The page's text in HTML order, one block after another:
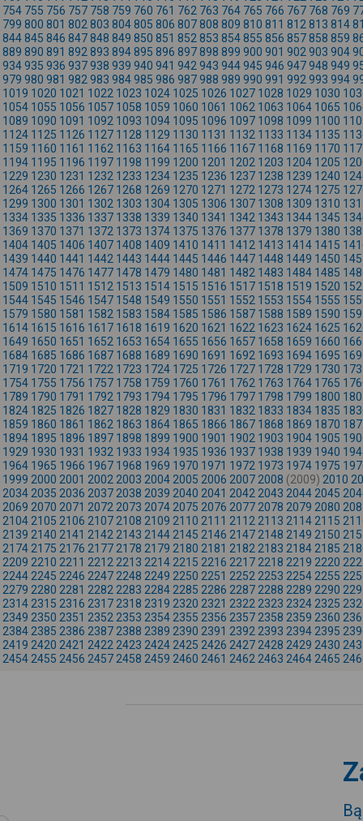
754 755 756 757 758 759 760 761 762 763 764 765 766 767 768 769
799 800 801 802 803 804805 806 807808 809 810 811 812 813 814
844845 846 847848 849 850 851 852 853 854855 856 857858 859
889 890 891 892 893 894895 896 897898 899 900 901 902 903 904
934935 936 937938 939 940 941 942 943 944945 946 947948 949
979 980 981 982 983 984985 986 987988 989 990 991 992 993 994
1019 1020 1021 1022 1023 1024 1025 1026 1027 1028 1029 1030
1054 1055 1056 1057 1058 1059 1060 1061 1062 1063 1064 1065
1089 1090 1091 1092 1093 1094 1095 1096 1097 1098 1099 1100
1124 1125 1126 1127 1128 1129 1130 1131 1132 1133 1134 1135
1159 1160 1161 1162 1163 1164 1165 1166 1167 1168 1169 1170
1194 1195 1196 1197 1198 1199 1200 1201 1202 1203 1204 1205
1229 1230 1231 1232 1233 1234 1235 1236 1237 1238 1239 1240
1264 1265 1266 1267 1268 1269 1270 1271 1272 1273 1274 1275
1299 1300 1301 1302 1303 1304 1305 1306 1307 1308 1309 1310
1334 1335 1336 1337 1338 1339 1340 1341 1342 1343 1344 1345
1369 1370 1371 1372 1373 1374 1375 1376 1377 1378 1379 1380
1404 1405 1406 1407 1408 1409 1410 1411 1412 1413 1414 1415
1439 1440 1441 1442 1443 1444 1445 1446 1447 1448 1449 1450
1474 1475 1476 1477 1478 1479 1480 1481 1482 1483 1484 1485
1509 1510 1511 1512 1513 1514 1515 1516 1517 1518 1519 1520
1544 1545 1546 1547 1548 1549 1550 1551 1552 1553 1554 1555
1579 1580 1581 1582 1583 1584 1585 1586 1587 1588 1589 1590
1614 1615 1616 1617 1618 1619 1620 1621 1622 1623 1624 1625
1649 1650 1651 1652 1653 1654 1655 1656 1657 1658 1659 1660
1684 1685 1686 1687 1688 1689 1690 1691 1692 1693 1694 1695
1719 1720 1721 1722 1723 1724 1725 1726 1727 1728 1729 1730
1754 1755 1756 1757 1758 1759 1760 1761 1762 1763 1764 1765
1789 1790 1791 1792 1793 1794 1795 1796 1797 1798 1799 1800
1824 1825 1826 1827 1828 1829 1830 1831 1832 1833 1834 1835
1859 1860 1861 1862 1863 1864 1865 1866 1867 1868 1869 1870
1894 1895 1896 1897 1898 1899 1900 1901 1902 1903 1904 1905
1929 1930 1931 1932 1933 1934 1935 1936 1937 1938 1939 1940
1964 1965 1966 1967 1968 1969 1970 1971 1972 1973 1974 1975
1999 2000 2001 2002 2003 2004 2005 2006 2007 2008 (2009) 2010
2034 2035 2036 2037 2038 2039 2040 2041 2042 2043 2044 2045
2069 2070 2071 2072 2073 2074 2075 2076 2077 2078 2079 2080
2104 2105 2106 2107 2108 2109 2110 2111 2112 2113 2114 2115
2139 2140 2141 2142 2143 2144 2145 2146 2147 2148 2149 2150
2174 2175 2176 2177 2178 2179 2180 2181 2182 2183 2184 2185
2209 2210 2211 2212 2213 2214 2215 2216 2217 2218 2219 2220
2244 2245 2246 2247 2248 2249 2250 2251 2252 2253 2254 2255
2279 2280 2281 2282 2283 2284 2285 2286 2287 2288 2289 2290
2314 2315 2316 2317 2318 2319 2320 2321 2322 2323 2324 2325
2349 2350 2351 2352 2353 2354 2355 2356 2357 2358 2359 2360
2384 2385 2386 2387 2388 2389 2390 2391 2392 2393 2394 2395
2419 2420 2421 2422 2423 2424 2425 2426 2427 2428 2429 2430
2454 2455 2456 2457 2458 2459 2460 2461 2462 2463 2464 2465